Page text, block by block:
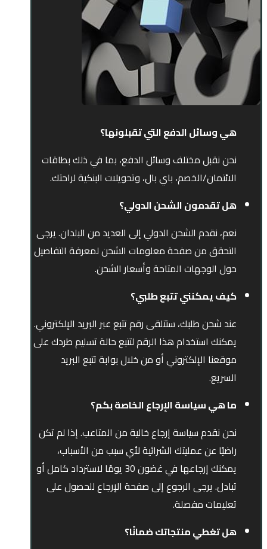
هي وسائل الدفع التي تقبلونها؟
نحن نقبل مختلف وسائل الدفع، بما في ذلك بطاقات
الائتمان/الخصم، باي بال، وتحويلات البنكية لراحتك.
هل تقدمون الشحن الدولي؟
نعم، نقدم الشحن الدولي إلى العديد من البلدان. يرجى
التحقق من صفحة معلومات الشحن لمعرفة التفاصيل
حول الوجهات المتاحة وأسعار الشحن.
كيف يمكنني تتبع طلبي؟
عند شحن طلبك، ستتلقى رقم تتبع عبر البريد الإلكتروني.
يمكنك استخدام هذا الرقم لتتبع حالة تسليم طردك على
موقعنا الإلكتروني أو من خلال بوابة تتبع البريد
السريع.
ما هي سياسة الإرجاع الخاصة بكم؟
نحن نقدم سياسة إرجاع خالية من المتاعب. إذا لم تكن
راضيًا عن عمليتك الشرائية لأي سبب من الأسباب،
يمكنك إرجاعها في غضون 30 يومًا لاسترداد كامل أو
تبادل. يرجى الرجوع إلى صفحة الإرجاع للحصول على
تعليمات مفصلة.
هل تغطي منتجاتك ضمانًا؟